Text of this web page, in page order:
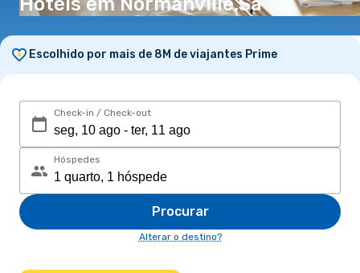
Escolhido por mais de 8M de viajantes Prime
Check-in / Check-out
Hóspedes
Procurar
Alterar o destino?